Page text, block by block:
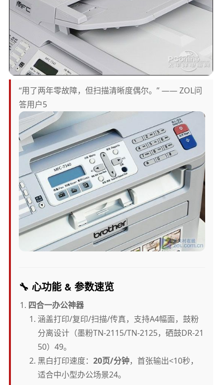
“用了两年零故障，但扫描清晰度偶尔。” —— ZOL问
答用户5
🔧 心功能 & 参数速览
四合一办公神器
涵盖打印/复印/扫描/传真，支持A4幅面，鼓粉
分离设计（墨粉TN-2115/TN-2125，硒鼓DR-21
50）49。
黑白打印速度：20页/分钟，首张输出<10秒，
适合中小型办公场景24。